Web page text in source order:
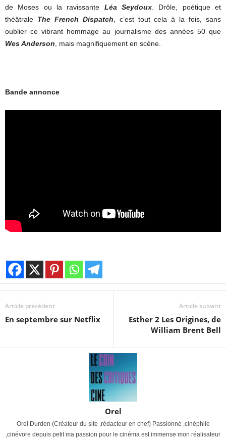
de Moses ou la ravissante Léa Seydoux . Drôle, poétique et
théâtrale The French Dispatch , c’est tout cela à la fois, sans
oublier ce vibrant hommage au journalisme des années 50 que
Wes Anderson , mais magnifiquement en scène.
Bande annonce
Article précédent
En septembre sur Netflix
Article suivant
Esther 2 Les Origines, de
William Brent Bell
Orel
Orel Durden (Créateur du site ,rédacteur en chef) Passionné ,cinéphile
,cinévore depuis petit ma passion pour le cinéma est immense mon réalisateur